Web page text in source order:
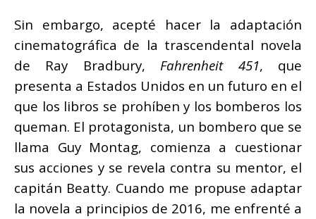
Sin embargo, acepté hacer la adaptación
cinematográfica de la trascendental novela
de Ray Bradbury,Fahrenheit 451, que
presenta a Estados Unidos en un futuro en el
que los libros se prohíben y los bomberos los
queman. El protagonista, un bombero que se
llama Guy Montag, comienza a cuestionar
sus acciones y se revela contra su mentor, el
capitán Beatty. Cuando me propuse adaptar
la novela a principios de 2016, me enfrenté a